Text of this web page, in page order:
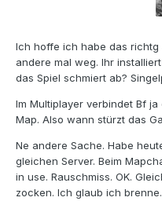
Ich hoffe ich habe das richtg
andere mal weg. Ihr
das Spiel schmiert ab?
Im Multiplayer verbindet Bf
Map. Also wann stürzt das
Ne andere Sache. Habe
gleichen Server. Beim
in use. Rauschmiss. OK.
zocken. Ich glaub ich brenne.